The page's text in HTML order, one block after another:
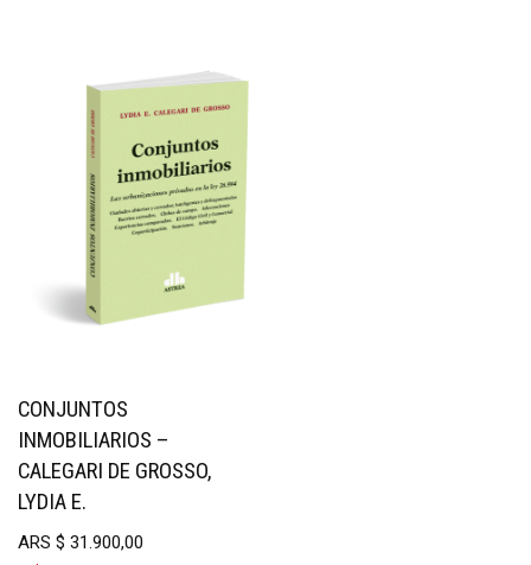
CONJUNTOS
INMOBILIARIOS –
CALEGARI DE GROSSO,
LYDIA E.
ARS $ 31.900,00